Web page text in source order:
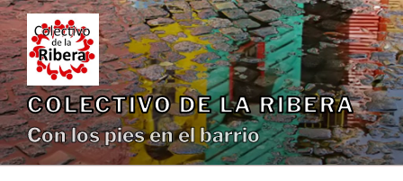
Saltar
al
contenido
COLECTIVO DE LA RIBERA
Con los pies en el barrio